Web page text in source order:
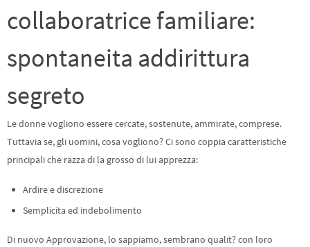
collaboratrice familiare:
spontaneita addirittura
segreto
Le donne vogliono essere cercate, sostenute, ammirate, comprese.
Tuttavia se, gli uomini, cosa vogliono? Ci sono coppia caratteristiche
principali che razza di la grosso di lui apprezza:
Ardire e discrezione
Semplicita ed indebolimento
Di nuovo Approvazione, lo sappiamo, sembrano qualit? con loro